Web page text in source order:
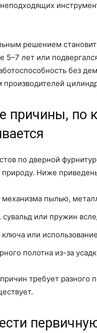
решением
5–7 лет или
без
причины, по
по дверной
природу. Ниже
механизма пылью,
сувальд или пружин
или
полотна из-за
требует разного